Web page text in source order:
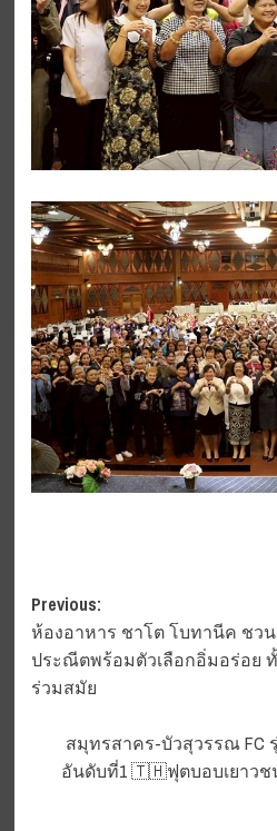
Post
navigation
Previous:
ห้องอาหาร ชาโต โบทานีค ชว
ประณีตพร้อมตัวเลือกอิ่มอร่อย
ร่วมสมัย
สมุทรสาคร-บัวสุวรรณ FC
อันดับที่1 🇹🇭ฟุตบอบเยาวชน 7